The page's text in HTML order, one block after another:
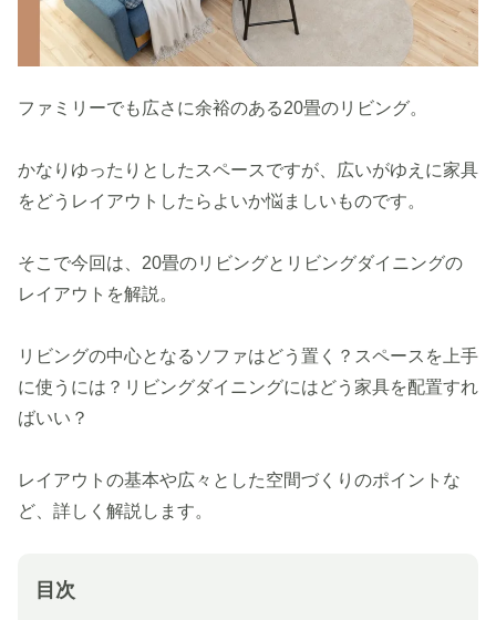
ファミリーでも広さに余裕のある20畳のリビング。
かなりゆったりとしたスペースですが、広いがゆえに家具
をどうレイアウトしたらよいか悩ましいものです。
そこで今回は、20畳のリビングとリビングダイニングの
レイアウトを解説。
リビングの中心となるソファはどう置く？スペースを上手
に使うには？リビングダイニングにはどう家具を配置すれ
ばいい？
レイアウトの基本や広々とした空間づくりのポイントな
ど、詳しく解説します。
目次